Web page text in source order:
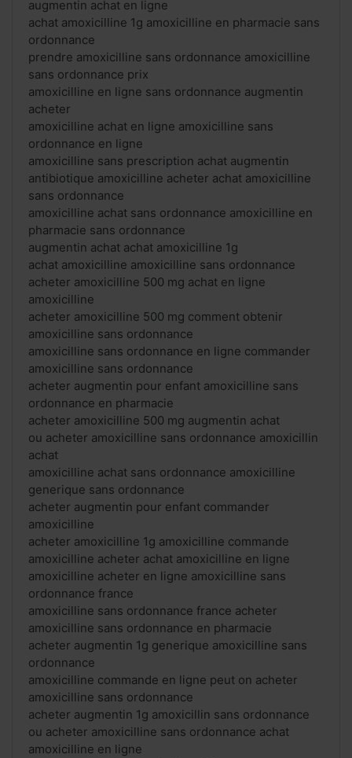
augmentin achat en ligne
achat amoxicilline 1g amoxicilline en pharmacie sans
ordonnance
prendre amoxicilline sans ordonnance amoxicilline
sans ordonnance prix
amoxicilline en ligne sans ordonnance augmentin
acheter
amoxicilline achat en ligne amoxicilline sans
ordonnance en ligne
amoxicilline sans prescription achat augmentin
antibiotique amoxicilline acheter achat amoxicilline
sans ordonnance
amoxicilline achat sans ordonnance amoxicilline en
pharmacie sans ordonnance
augmentin achat achat amoxicilline 1g
achat amoxicilline amoxicilline sans ordonnance
acheter amoxicilline 500 mg achat en ligne
amoxicilline
acheter amoxicilline 500 mg comment obtenir
amoxicilline sans ordonnance
amoxicilline sans ordonnance en ligne commander
amoxicilline sans ordonnance
acheter augmentin pour enfant amoxicilline sans
ordonnance en pharmacie
acheter amoxicilline 500 mg augmentin achat
ou acheter amoxicilline sans ordonnance amoxicillin
achat
amoxicilline achat sans ordonnance amoxicilline
generique sans ordonnance
acheter augmentin pour enfant commander
amoxicilline
acheter amoxicilline 1g amoxicilline commande
amoxicilline acheter achat amoxicilline en ligne
amoxicilline acheter en ligne amoxicilline sans
ordonnance france
amoxicilline sans ordonnance france acheter
amoxicilline sans ordonnance en pharmacie
acheter augmentin 1g generique amoxicilline sans
ordonnance
amoxicilline commande en ligne peut on acheter
amoxicilline sans ordonnance
acheter augmentin 1g amoxicillin sans ordonnance
ou acheter amoxicilline sans ordonnance achat
amoxicilline en ligne